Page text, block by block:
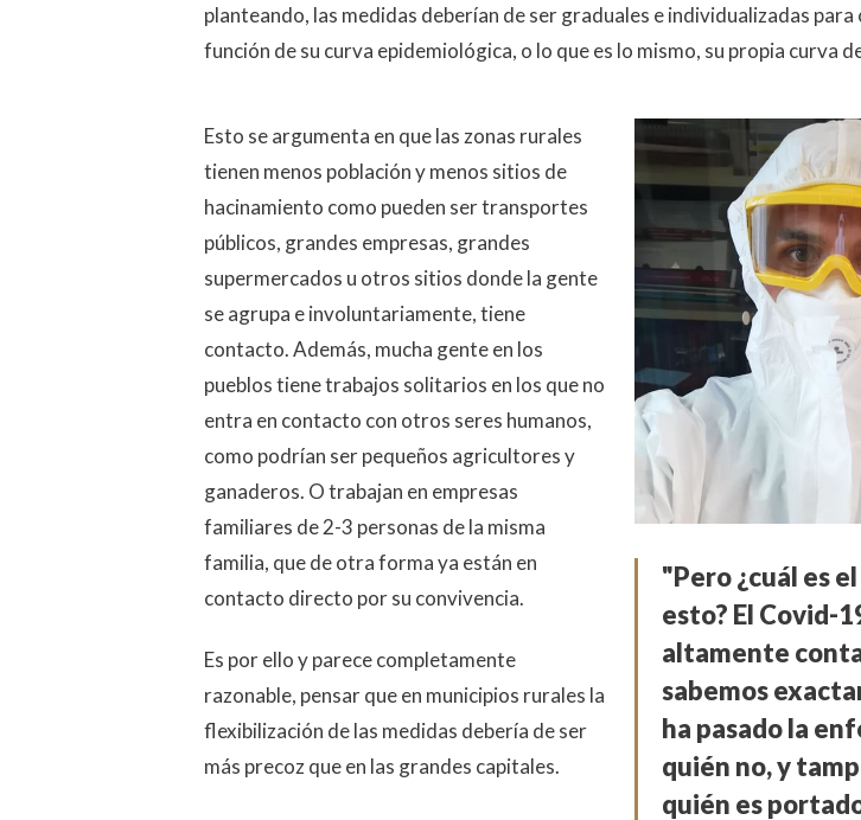
planteando, las medidas deberían de ser graduales e individualizadas para
función de su curva epidemiológica, o lo que es lo mismo, su propia curva
Esto se argumenta en que las zonas rurales
tienen menos población y menos sitios de
hacinamiento como pueden ser transportes
públicos, grandes empresas, grandes
supermercados u otros sitios donde la gente
se agrupa e involuntariamente, tiene
contacto. Además, mucha gente en los
pueblos tiene trabajos solitarios en los que no
entra en contacto con otros seres humanos,
como podrían ser pequeños agricultores y
ganaderos. O trabajan en empresas
familiares de 2-3 personas de la misma
familia, que de otra forma ya están en
contacto directo por su convivencia.
Es por ello y parece completamente
razonable, pensar que en municipios rurales la
flexibilización de las medidas debería de ser
más precoz que en las grandes capitales.
"Pero ¿cuál es
esto? El Covid-
altamente
sabemos
ha pasado la
quién no, y
quién es